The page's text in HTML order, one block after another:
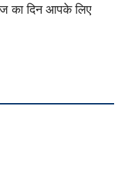
का दिन आपके लिए